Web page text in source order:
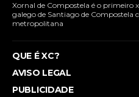
Xornal de Compostela é o primeiro
galego de Santiago de Compostela
metropolitana
QUE É XC?
AVISO LEGAL
PUBLICIDADE